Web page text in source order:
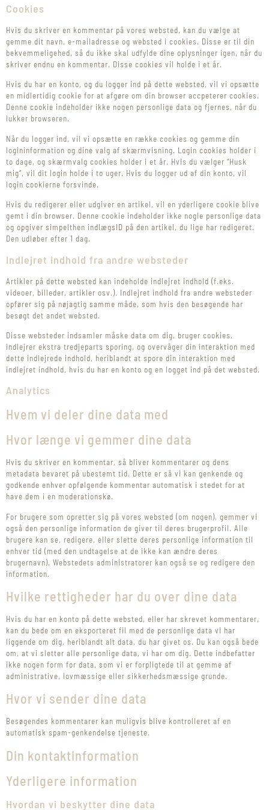
Cookies
Hvis du skriver en kommentar på vores websted, kan du vælge at
gemme dit navn, e-mailadresse og websted i cookies. Disse er til din
bekvemmeligehed, så du ikke skal udfylde dine oplysninger igen, når du
skriver endnu en kommentar. Disse cookies vil holde i et år.
Hvis du har en konto, og du logger ind på dette websted, vil vi opsætte
en midlertidig cookie for at afgøre om din browser accpeterer cookies.
Denne cookie indeholder ikke nogen personlige data og fjernes, når du
lukker browseren.
Når du logger ind, vil vi opsætte en række cookies og gemme din
logininformation og dine valg af skærmvisning. Login cookies holder i
to dage, og skærmvalg cookies holder i et år. Hvis du vælger “Husk
mig”, vil dit login holde i to uger. Hvis du logger ud af din konto, vil
login cookierne forsvinde.
Hvis du redigerer eller udgiver en artikel, vil en yderligere cookie blive
gemt i din browser. Denne cookie indeholder ikke nogle personlige data
og opgiver simpelthen indlægsID på den artikel, du lige har redigeret.
Den udløber efter 1 dag.
Indlejret indhold fra andre websteder
Artikler på dette websted kan indeholde indlejret indhold (f.eks.
videoer, billeder, artikler osv.). Indlejret indhold fra andre websteder
opfører sig på nøjagtig samme måde, som hvis den besøgende har
besøgt det andet websted.
Disse websteder indsamler måske data om dig, bruger cookies,
indlejrer ekstra tredjeparts sporing, og overvåger din interaktion med
dette indlejrede indhold, heriblandt at spore din interaktion med
indlejret indhold, hvis du har en konto og en logget ind på det websted.
Analytics
Hvem vi deler dine data med
Hvor længe vi gemmer dine data
Hvis du skriver en kommentar, så bliver kommentarer og dens
metadata bevaret på ubestemt tid. Dette er så vi kan genkende og
godkende enhver opfølgende kommentar automatisk i stedet for at
have dem i en moderationskø.
For brugere som opretter sig på vores websted (om nogen), gemmer vi
også den personlige information de giver til deres brugerprofil. Alle
brugere kan se, redigere, eller slette deres personlige information til
enhver tid (med den undtagelse at de ikke kan ændre deres
brugernavn). Webstedets administratorer kan også se og redigere den
information.
Hvilke rettigheder har du over dine data
Hvis du har en konto på dette websted, eller har skrevet kommentarer,
kan du bede om en eksporteret fil med de personlige data vi har
liggende om dig, heriblandt alt data, du har givet os. Du kan også bede
om, at vi sletter alle personlige data, vi har om dig. Dette indbefatter
ikke nogen form for data, som vi er forpligtede til at gemme af
administrative, lovmæssige eller sikkerhedsmæssige grunde.
Hvor vi sender dine data
Besøgendes kommentarer kan muligvis blive kontrolleret af en
automatisk spam-genkendelse tjeneste.
Din kontaktinformation
Yderligere information
Hvordan vi beskytter dine data